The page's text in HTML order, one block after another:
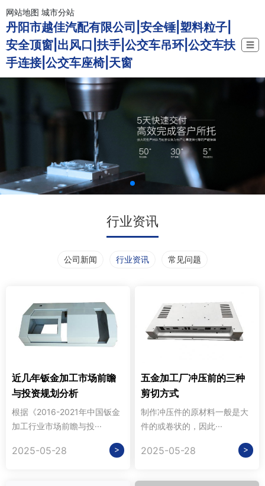
网站地图 城市分站
丹阳市越佳汽配有限公司|安全锤|塑料粒子|
安全顶窗|出风口|扶手|公交车吊环|公交车扶
手连接|公交车座椅|天窗
☰
行业资讯
公司新闻 行业资讯 常见问题
近几年钣金加工市场前瞻
与投资规划分析
根据《2016-2021年中国钣金
加工行业市场前瞻与投···
2025-05-28 >
五金加工厂冲压前的三种
剪切方式
制作冲压件的原材料一般是大
件的或卷状的，因此···
2025-05-28 >